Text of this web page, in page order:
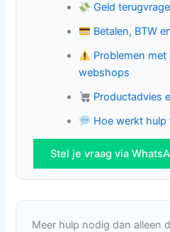
Geld
Betalen, BTW
Problemen
webshops
Productadvies
Hoe werkt hulp
Stel je vraag via
Meer hulp nodig dan alleen